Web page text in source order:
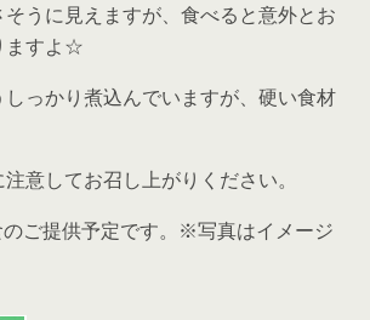
うに見えますが、食べると意外とお
ますよ☆
っかり煮込んでいますが、硬い食材
意してお召し上がりください。
ご提供予定です。※写真はイメージ